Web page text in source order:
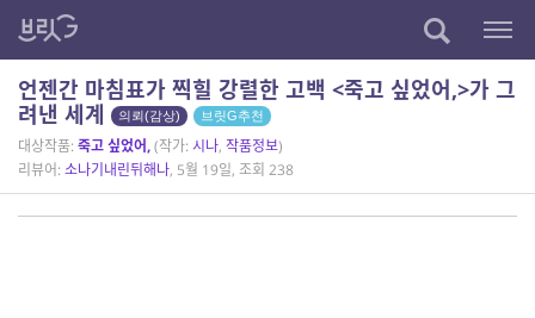
언젠간 마침표가 찍힐 강렬한 고백 <죽고 싶었어,>가 그
려낸 세계
의뢰(감상) 브릿G추천
대상작품: 죽고 싶었어,(작가: 시나, 작품정보)
리뷰어: 소나기내린뒤해나, 5월 19일, 조회 238